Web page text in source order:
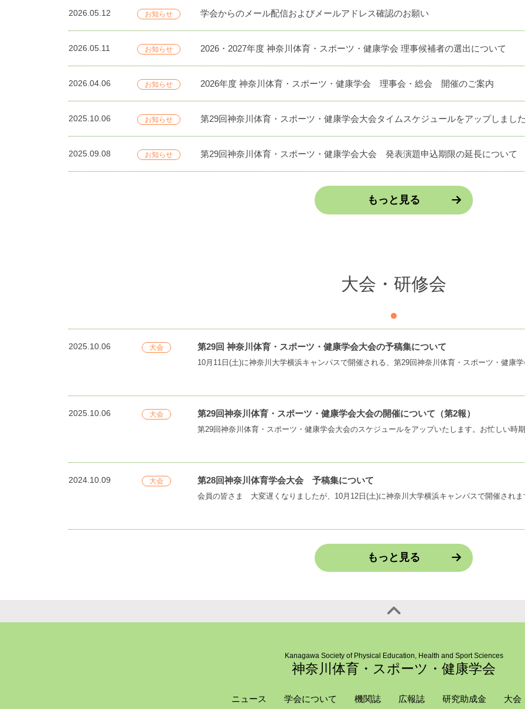
2026.05.12 お知らせ 学会からのメール配信およびメールアドレス確認のお願い
2026.05.11 お知らせ 2026・2027年度 神奈川体育・スポーツ・健康学会 理事候補者の選出について
2026.04.06 お知らせ 2026年度 神奈川体育・スポーツ・健康学会 理事会・総会 開催のご案内
2025.10.06 お知らせ 第29回神奈川体育・スポーツ・健康学会大会タイムスケジュールをアップしまし
2025.09.08 お知らせ 第29回神奈川体育・スポーツ・健康学会大会 発表演題申込期限の延長について
もっと見る
大会・研修会
2025.10.06 大会 第29回 神奈川体育・スポーツ・健康学会大会の予稿集について
2025.10.06 大会 第29回神奈川体育・スポーツ・健康学会大会の開催について（第2報）
2024.10.09 大会 第28回神奈川体育学会大会 予稿集について
もっと見る
Kanagawa Society of Physical Education, Health and Sport Sciences
神奈川体育・スポーツ・健康学会
ニュース 学会について 機関誌 広報誌 研究助成金 大会